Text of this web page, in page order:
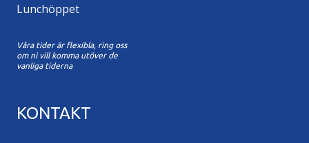
Lunchöppet
Våra tider är flexibla, ring oss
om ni vill komma utöver de
vanliga tiderna
KONTAKT